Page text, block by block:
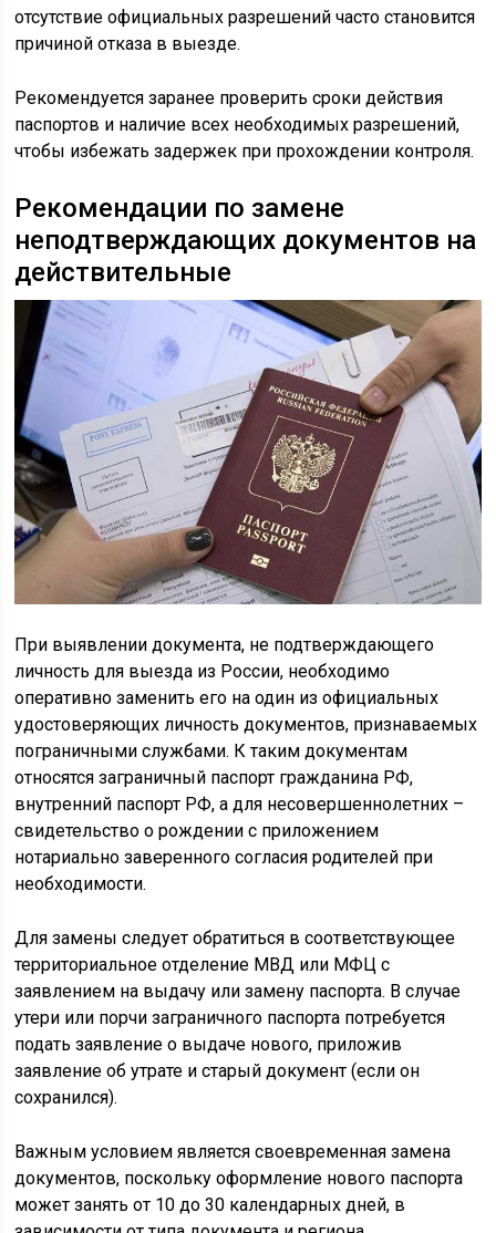
отсутствие официальных разрешений часто становится
причиной отказа в выезде.
Рекомендуется заранее проверить сроки действия
паспортов и наличие всех необходимых разрешений,
чтобы избежать задержек при прохождении контроля.
Рекомендации по замене
неподтверждающих документов на
действительные
При выявлении документа, не подтверждающего
личность для выезда из России, необходимо
оперативно заменить его на один из официальных
удостоверяющих личность документов, признаваемых
пограничными службами. К таким документам
относятся заграничный паспорт гражданина РФ,
внутренний паспорт РФ, а для несовершеннолетних –
свидетельство о рождении с приложением
нотариально заверенного согласия родителей при
необходимости.
Для замены следует обратиться в соответствующее
территориальное отделение МВД или МФЦ с
заявлением на выдачу или замену паспорта. В случае
утери или порчи заграничного паспорта потребуется
подать заявление о выдаче нового, приложив
заявление об утрате и старый документ (если он
сохранился).
Важным условием является своевременная замена
документов, поскольку оформление нового паспорта
может занять от 10 до 30 календарных дней, в